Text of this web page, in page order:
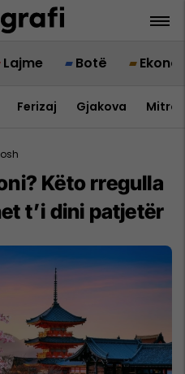
Lajme Botë
Ferizaj Gjakova
Këto rregulla
t’i dini patjetër